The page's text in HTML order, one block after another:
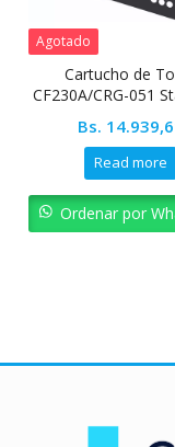
Agotado
Cartucho de
CF230A/CRG-051
Bs.
Read more
Ordenar por